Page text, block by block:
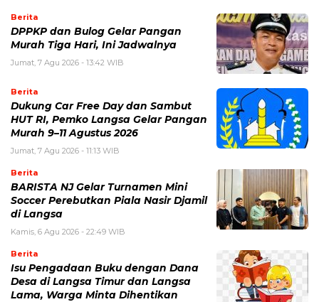
Berita
DPPKP dan Bulog Gelar Pangan
Murah Tiga Hari, Ini Jadwalnya
Jumat, 7 Agu 2026 - 13:42 WIB
Berita
Dukung Car Free Day dan Sambut
HUT RI, Pemko Langsa Gelar Pangan
Murah 9–11 Agustus 2026
Jumat, 7 Agu 2026 - 11:13 WIB
Berita
BARISTA NJ Gelar Turnamen Mini
Soccer Perebutkan Piala Nasir Djamil
di Langsa
Kamis, 6 Agu 2026 - 22:49 WIB
Berita
Isu Pengadaan Buku dengan Dana
Desa di Langsa Timur dan Langsa
Lama, Warga Minta Dihentikan